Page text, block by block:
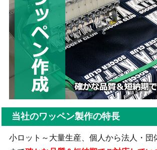
当社のワッペン製作の特長
小ロット～大量生産、個人から法人・団